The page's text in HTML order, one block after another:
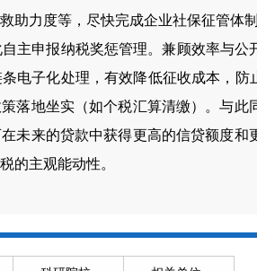
助力度等，尽快完成企业社保征管体
申报纳税奖惩管理。兼顾效率与公
电子化处理，有效降低征收成本，
落地坐实（如个税汇算清缴）。与
未来的贷款中获得更高的信贷额度
的主观能动性。